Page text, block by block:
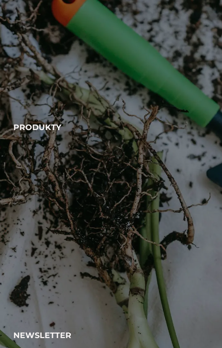
PRODUKTY
NEWSLETTER